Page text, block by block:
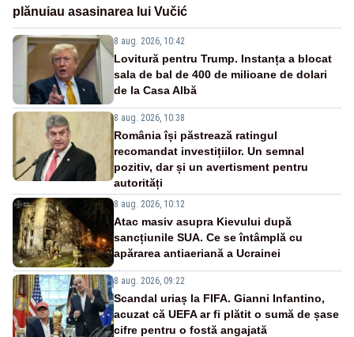
plănuiau asasinarea lui Vučić
8 aug. 2026, 10:42
Lovitură pentru Trump. Instanța a blocat
sala de bal de 400 de milioane de dolari
de la Casa Albă
8 aug. 2026, 10:38
România își păstrează ratingul
recomandat investițiilor. Un semnal
pozitiv, dar și un avertisment pentru
autorități
8 aug. 2026, 10:12
Atac masiv asupra Kievului după
sancțiunile SUA. Ce se întâmplă cu
apărarea antiaeriană a Ucrainei
8 aug. 2026, 09:22
Scandal uriaș la FIFA. Gianni Infantino,
acuzat că UEFA ar fi plătit o sumă de șase
cifre pentru o fostă angajată